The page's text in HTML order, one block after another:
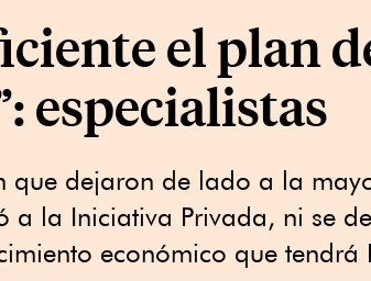
el plan
especialistas
que dejaron de lado a la
a la Iniciativa Privada, ni se
económico que tendrá